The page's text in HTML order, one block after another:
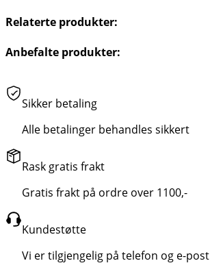
Relaterte produkter:
Anbefalte produkter:
Sikker betaling
Alle betalinger behandles sikkert
Rask gratis frakt
Gratis frakt på ordre over 1100,-
Kundestøtte
Vi er tilgjengelig på telefon og e-post